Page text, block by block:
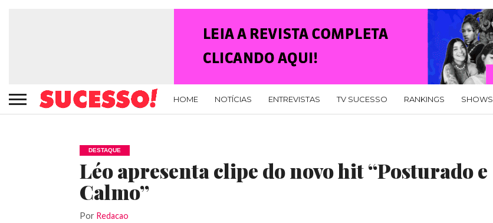
HOME NOTÍCIAS ENTREVISTAS TV SUCESSO RANKINGS SHOWS
DESTAQUE
Léo apresenta clipe do novo hit “Posturado e
Calmo”
Por Redacao